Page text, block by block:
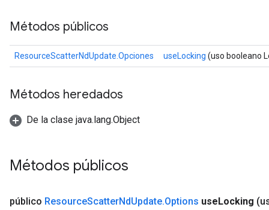
Métodos públicos
ResourceScatterNdUpdate.Opciones useLocking (uso booleano
Métodos heredados
De la clase java.lang.Object
Métodos públicos
público ResourceScatterNdUpdate.Options useLocking